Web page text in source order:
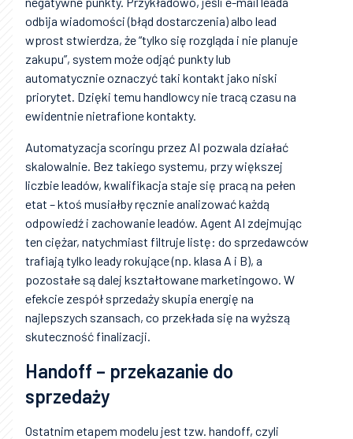
odbija wiadomości (błąd dostarczenia) albo lead
wprost stwierdza, że “tylko się rozgląda i nie planuje
zakupu”, system może odjąć punkty lub
automatycznie oznaczyć taki kontakt jako niski
priorytet. Dzięki temu handlowcy nie tracą czasu na
ewidentnie nietrafione kontakty.
Automatyzacja scoringu przez AI pozwala działać
skalowalnie. Bez takiego systemu, przy większej
liczbie leadów, kwalifikacja staje się pracą na pełen
etat – ktoś musiałby ręcznie analizować każdą
odpowiedź i zachowanie leadów. Agent AI zdejmując
ten ciężar, natychmiast filtruje listę: do sprzedawców
trafiają tylko leady rokujące (np. klasa A i B), a
pozostałe są dalej kształtowane marketingowo. W
efekcie zespół sprzedaży skupia energię na
najlepszych szansach, co przekłada się na wyższą
skuteczność finalizacji.
Handoff – przekazanie do
sprzedaży
Ostatnim etapem modelu jest tzw. handoff, czyli